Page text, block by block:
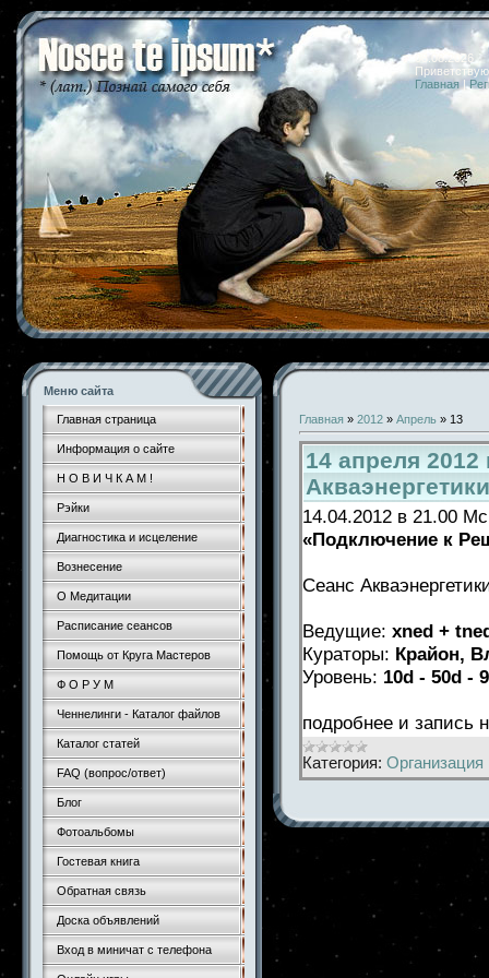
08.08.2026
Главная |
Меню сайта
Главная страница
Информация о сайте
Н О В И Ч К А М !
Рэйки
Диагностика и исцеление
Вознесение
О Медитации
Расписание сеансов
Помощь от Круга Мастеров
Ф О Р У М
Ченнелинги - Каталог файлов
Каталог статей
FAQ (вопрос/ответ)
Блог
Фотоальбомы
Гостевая книга
Обратная связь
Доска объявлений
Вход в миничат с телефона
Главная » 2012 » Апрель » 13
14 апреля 2012
Акваэнергетики
14.04.2012 в 21.00
«Подключение к
Сеанс
Ведущие: xned +
Кураторы: Крайон,
Уровень: 10d - 50d -
подробнее и
Категория: